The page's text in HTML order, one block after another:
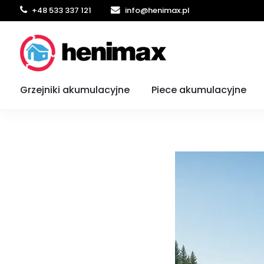
+48 533 337 121 info@henimax.pl
Grzejniki akumulacyjne Piece akumulacyjne
Ogrzewanie